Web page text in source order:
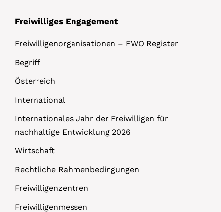
Freiwilliges Engagement
Freiwilligenorganisationen – FWO Register
Begriff
Österreich
International
Internationales Jahr der Freiwilligen für
nachhaltige Entwicklung 2026
Wirtschaft
Rechtliche Rahmenbedingungen
Freiwilligenzentren
Freiwilligenmessen